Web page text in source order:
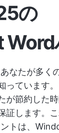
の
なたが多く
っています
が節約した
証します。
トは、